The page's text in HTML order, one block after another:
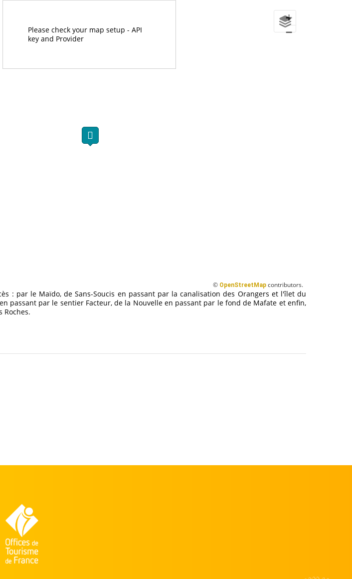
Please check your map setup - API
key and Provider
© OpenStreetMap contributors.
+
−
: par le Maïdo, de Sans-Soucis en passant par la canalisation des Orangers et l'îlet du
passant par le sentier Facteur, de la Nouvelle en passant par le fond de Mafate et enfin,
Roches.